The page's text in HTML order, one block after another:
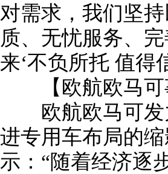
对需求，我们坚
质、无忧服务、
来‘不负所托 值得
【欧航欧马可
欧航欧马可发
进专用车布局的
示：“随着经济逐